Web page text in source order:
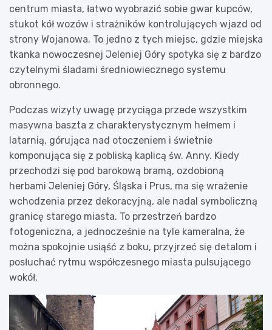
centrum miasta, łatwo wyobrazić sobie gwar kupców,
stukot kół wozów i strażników kontrolujących wjazd od
strony Wojanowa. To jedno z tych miejsc, gdzie miejska
tkanka nowoczesnej Jeleniej Góry spotyka się z bardzo
czytelnymi śladami średniowiecznego systemu
obronnego.
Podczas wizyty uwagę przyciąga przede wszystkim
masywna baszta z charakterystycznym hełmem i
latarnią, górująca nad otoczeniem i świetnie
komponująca się z pobliską kaplicą św. Anny. Kiedy
przechodzi się pod barokową bramą, ozdobioną
herbami Jeleniej Góry, Śląska i Prus, ma się wrażenie
wchodzenia przez dekoracyjną, ale nadal symboliczną
granicę starego miasta. To przestrzeń bardzo
fotogeniczna, a jednocześnie na tyle kameralna, że
można spokojnie usiąść z boku, przyjrzeć się detalom i
posłuchać rytmu współczesnego miasta pulsującego
wokół.